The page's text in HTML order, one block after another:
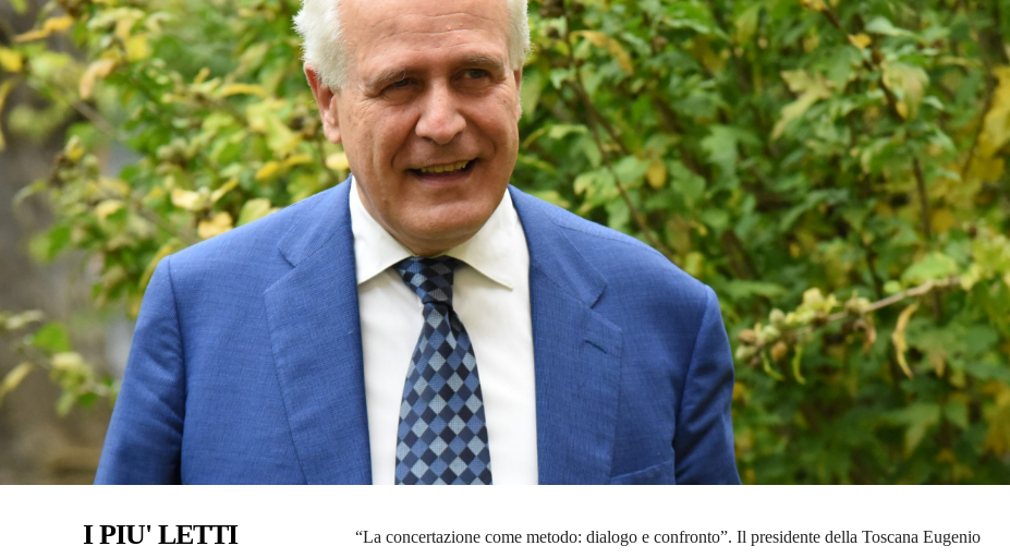
I PIU' LETTI
“La concertazione come metodo: dialogo e confronto”. Il presidente della Toscana Eugenio